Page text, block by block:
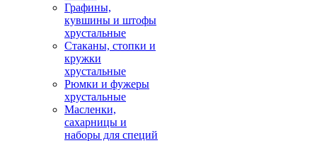
Графины,
кувшины и штофы
хрустальные
Стаканы, стопки и
кружки
хрустальные
Рюмки и фужеры
хрустальные
Масленки,
сахарницы и
наборы для специй